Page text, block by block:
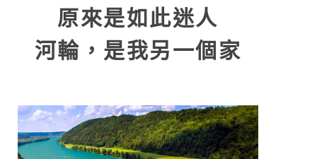
原來是如此迷人
河輪，是我另一個家